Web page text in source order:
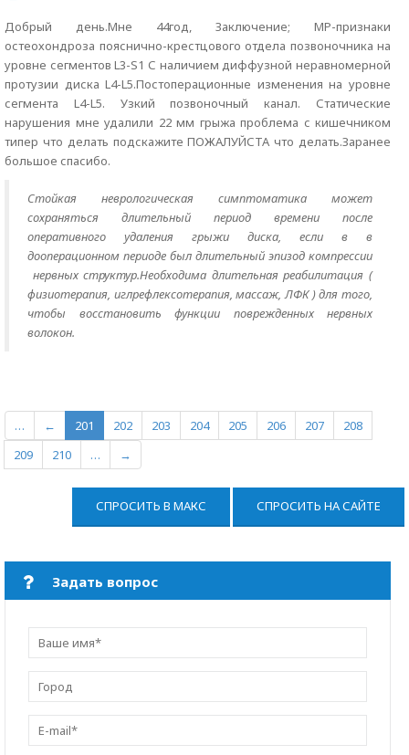
Добрый день.Мне 44год, Заключение; МР-признаки
остеохондроза пояснично-крестцового отдела позвоночника на
уровне сегментов L3-S1 С наличием диффузной неравномерной
протузии диска L4-L5.Постоперационные изменения на уровне
сегмента L4-L5. Узкий позвоночный канал. Статические
нарушения мне удалили 22 мм грыжа проблема с кишечником
типер что делать подскажите ПОЖАЛУЙСТА что делать.Заранее
большое спасибо.
Стойкая неврологическая симптоматика может
сохраняться длительный период времени после
оперативного удаления грыжи диска, если в в
дооперационном периоде был длительный эпизод компрессии
нервных структур.Необходима длительная реабилитация (
физиотерапия, иглрефлексотерапия, массаж, ЛФК ) для того,
чтобы восстановить функции поврежденных нервных
волокон.
… ← 201 202 203 204 205 206 207
208
209
210 … →
СПРОСИТЬ В МАКС СПРОСИТЬ НА САЙТЕ
Задать вопрос